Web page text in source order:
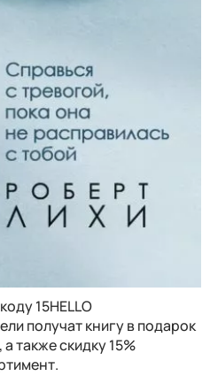
15HELLO
получат книгу в подарок
также скидку 15%